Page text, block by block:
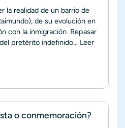
la realidad de un barrio de
de su evolución en
con la inmigración. Repasar
pretérito indefinido... Leer
o conmemoración?